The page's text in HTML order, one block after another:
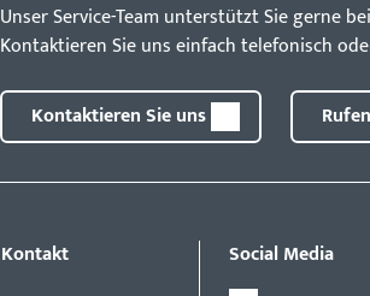
Unser Service-Team unterstützt Sie gerne
Kontaktieren Sie uns einfach telefonisch
Kontaktieren Sie uns
Kontakt
Social Media